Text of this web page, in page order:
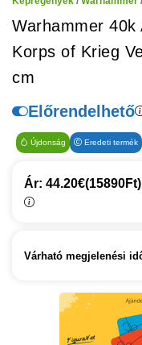
Warhammer 40k
Korps of Krieg
cm
Előrendelhető
Újdonság Eredeti termék
Ár: 44.20€(15890Ft)
Várható megjelenési